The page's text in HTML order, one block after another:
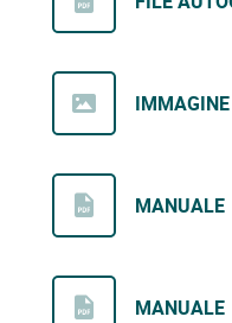
IMMAGINE
MANUALE
MANUALE